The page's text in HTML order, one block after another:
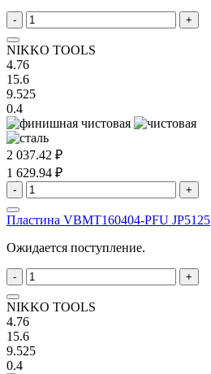
- +
NIKKO TOOLS
4.76
15.6
9.525
0.4
2 037.42 ₽
1 629.94 ₽
- +
Пластина VBMT160404-PFU JP5125
Ожидается поступление.
- +
NIKKO TOOLS
4.76
15.6
9.525
0.4